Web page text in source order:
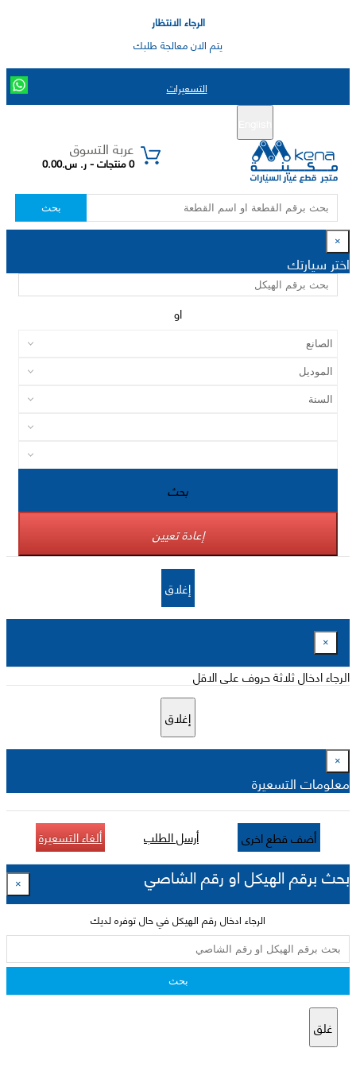
الرجاء الانتظار
يتم الان معالجة طلبك
التسعيرات
عربة التسوق
0 منتجات - ر. س.0.00
بحث
×
اختر سيارتك
او
بحث
إعادة تعيين
إغلاق
×
الرجاء ادخال ثلاثة حروف على الاقل
إغلاق
×
معلومات التسعيرة
أضف قطع اخرى أرسل الطلب ألغاء التسعيرة
بحث برقم الهيكل او رقم الشاصي ×
الرجاء ادخال رقم الهيكل في حال توفره لديك
بحث
غلق